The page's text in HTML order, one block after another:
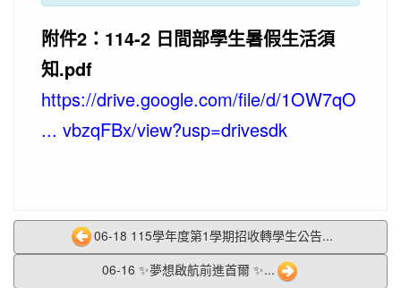
附件2：114-2 日間部學生暑假生活須
知.pdf
https://drive.google.com/file/d/1OW7qO
... vbzqFBx/view?usp=drivesdk
06-18 115學年度第1學期招收轉學生公告...
06-16 ✨夢想啟航前進首爾 ✨...